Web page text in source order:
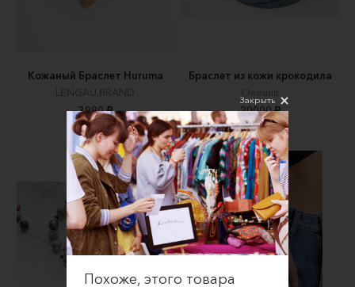
Кожаный Браслет Huruma
LENGAU.BRAND
3990 ₽
Браслет из кожи крокодила
Oneunit
20000 ₽
Закрыть
Похоже, этого товара